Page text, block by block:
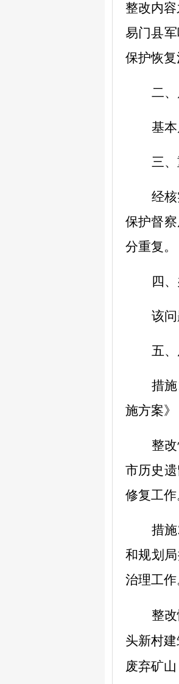
整改内
易门县
保护恢
二
基本
三
经
保护督察
分重复。
四
该问
五
措施
施方案
整改
市历史
修复工作
措施
和规划
治理工作
整改
头新村
废弃矿